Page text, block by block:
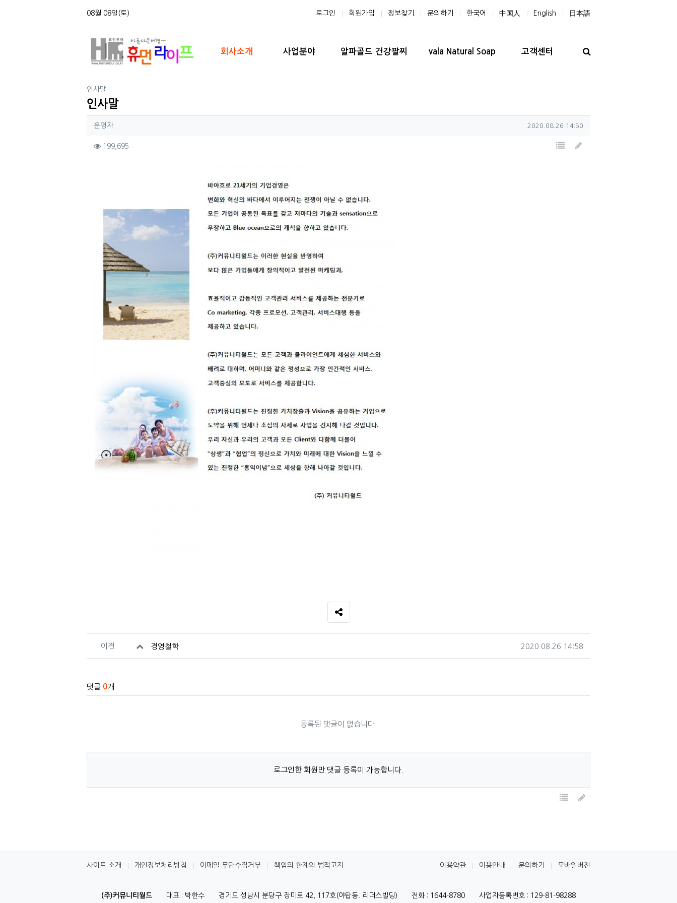
08월 08일(토) 로그인 회원가입 정보찾기 문의하기 한국어 中国人 English 日本語
메인 메뉴
회사소개 사업분야 알파골드 건강팔찌 vala Natural Soap 고객센터
인사말
인사말
작성자 정보
운영자작성 작성일
2020.08.26 14:50
컨텐츠 정보
199,695 목록 글쓰기
SNS 공유
관련자료
이전 경영철학 작성일
2020.08.26 14:58
댓글 0개
등록된 댓글이 없습니다.
로그인한 회원만 댓글 등록이 가능합니다.
목록 글쓰기
사이트 소개 개인정보처리방침 이메일 무단수집거부 책임의 한계와 법적고지 이용약관 이용안내 문의하기 모바일버전
(주)커뮤니티월드 대표 : 박한수 경기도 성남시 분당구 장미로 42, 117호(야탑동. 리더스빌딩) 전화 : 1644-8780 사업자등록번호 : 129-81-98288